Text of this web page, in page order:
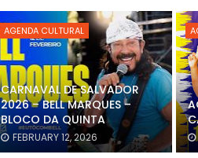
AGENDA CULTURAL
CARNAVAL DE SALVADOR
2026 – BELL MARQUES –
BLOCO DA QUINTA
FEBRUARY 12, 2026